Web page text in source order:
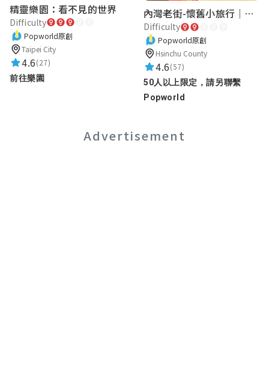
芫瑄
星滿意足
2024-03-27 23:29:38
★★★★★
精靈樂園：看不見的世界
Difficulty
Popworld原創
Taipei City
4.6(27)
前往樂園
內灣老街-懷舊小旅行｜新竹老街城市解謎
Difficulty
Popworld原創
Hsinchu County
4.6(57)
50人以上限定，請另聯繫
Popworld
Advertisement